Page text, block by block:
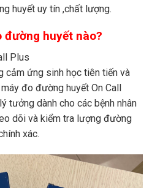
huyết uy tín ,chất lượng.
đường huyết nào?
Plus
cảm ứng sinh học tiên tiến và
đo đường huyết On Call
tưởng dành cho các bệnh nhân
dõi và kiểm tra lượng đường
xác.